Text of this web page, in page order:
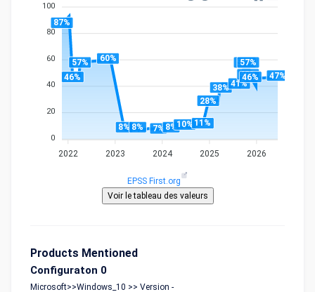
100
80
60
40
20
0
87%
46%
57% 60%
8% 8% 7% 8%10% 11%
28%
38%41%
57%
48%
57%
46%
47%
2022 2023 2024 2025 2026
EPSS First.org
Products Mentioned
Configuraton 0
Microsoft>>Windows_10 >> Version -